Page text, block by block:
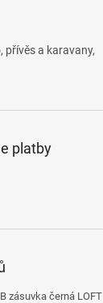
přívěs a karavany,
platby
zásuvka černá LOFT